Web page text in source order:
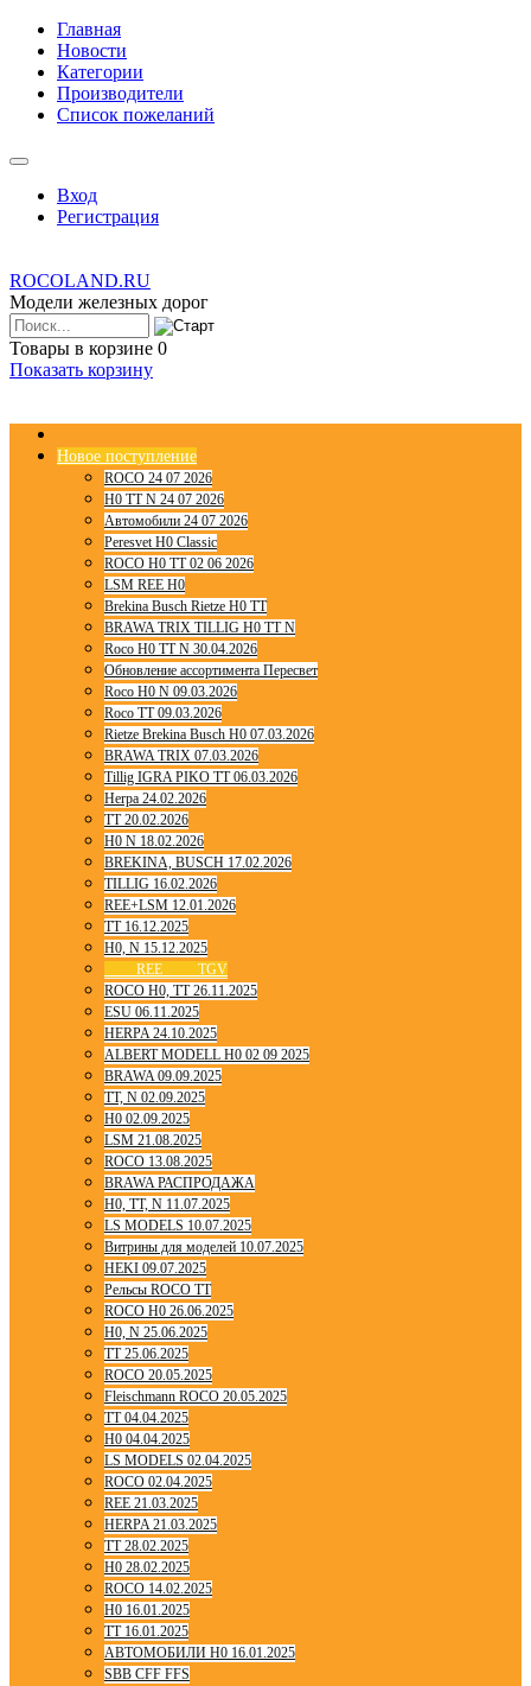
Главная
Новости
Категории
Производители
Список пожеланий
Вход
Регистрация
ROCOLAND.RU
Модели железных дорог
Товары в корзине 0
Показать корзину
Новое поступление
ROCO 24 07 2026
H0 TT N 24 07 2026
Автомобили 24 07 2026
Peresvet H0 Classic
ROCO H0 TT 02 06 2026
LSM REE H0
Brekina Busch Rietze H0 TT
BRAWA TRIX TILLIG H0 TT N
Roco H0 TT N 30.04.2026
Обновление ассортимента Пересвет
Roco H0 N 09.03.2026
Roco TT 09.03.2026
Rietze Brekina Busch H0 07.03.2026
BRAWA TRIX 07.03.2026
Tillig IGRA PIKO TT 06.03.2026
Herpa 24.02.2026
TT 20.02.2026
H0 N 18.02.2026
BREKINA, BUSCH 17.02.2026
TILLIG 16.02.2026
REE+LSM 12.01.2026
TT 16.12.2025
H0, N 15.12.2025
____ REE ____ TGV
ROCO H0, TT 26.11.2025
ESU 06.11.2025
HERPA 24.10.2025
ALBERT MODELL H0 02 09 2025
BRAWA 09.09.2025
TT, N 02.09.2025
H0 02.09.2025
LSM 21.08.2025
ROCO 13.08.2025
BRAWA РАСПРОДАЖА
H0, TT, N 11.07.2025
LS MODELS 10.07.2025
Витрины для моделей 10.07.2025
HEKI 09.07.2025
Рельсы ROCO TT
ROCO H0 26.06.2025
H0, N 25.06.2025
TT 25.06.2025
ROCO 20.05.2025
Fleischmann ROCO 20.05.2025
TT 04.04.2025
H0 04.04.2025
LS MODELS 02.04.2025
ROCO 02.04.2025
REE 21.03.2025
HERPA 21.03.2025
TT 28.02.2025
H0 28.02.2025
ROCO 14.02.2025
H0 16.01.2025
TT 16.01.2025
АВТОМОБИЛИ H0 16.01.2025
SBB CFF FFS